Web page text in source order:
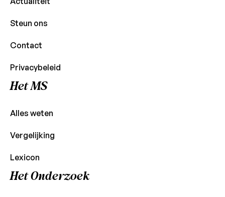
Steun ons
Contact
Privacybeleid
Het MS
Alles weten
Vergelijking
Lexicon
Het Onderzoek